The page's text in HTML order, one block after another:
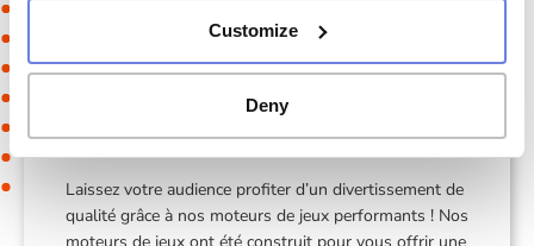
Customize
Deny
Zéro tracas
Laissez votre audience profiter d’un divertissement de
qualité grâce à nos moteurs de jeux performants ! Nos